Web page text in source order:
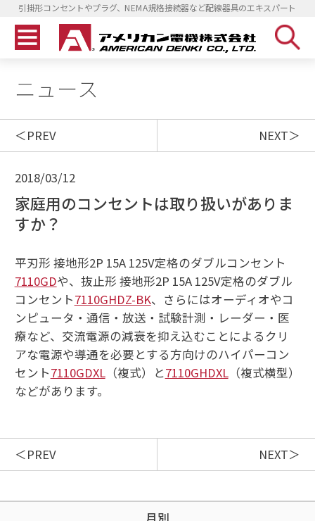
引掛形コンセントやプラグ、NEMA規格接続器など配線器具のエキスパート
ニュース
PREV NEXT
2018/03/12
家庭用のコンセントは取り扱いがありま
すか？
平刃形 接地形2P 15A 125V定格のダブルコンセント
7110GDや、抜止形 接地形2P 15A 125V定格のダブル
コンセント7110GHDZ-BK、さらにはオーディオやコ
ンピュータ・通信・放送・試験計測・レーダー・医
療など、交流電源の減衰を抑え込むことによるクリ
アな電源や導通を必要とする方向けのハイパーコン
セント7110GDXL（複式）と7110GHDXL（複式横型）
などがあります。
PREV NEXT
月別